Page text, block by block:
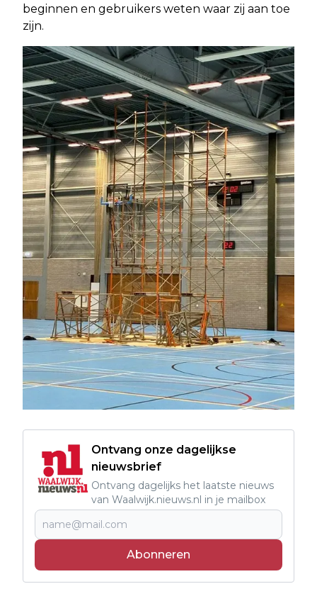
beginnen en gebruikers weten waar zij aan toe
zijn.
Ontvang onze dagelijkse
nieuwsbrief
Ontvang dagelijks het laatste nieuws
van Waalwijk.nieuws.nl in je mailbox
Abonneren